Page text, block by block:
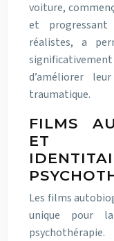
voiture,
et
réalistes, a
d’améliorer
traumatique.
FILMS
ET
Les films
unique pour